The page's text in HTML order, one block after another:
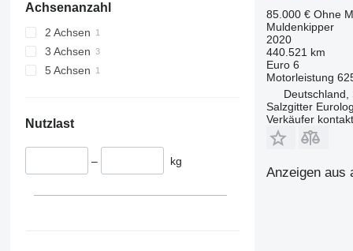
Achsenanzahl
2 Achsen
3 Achsen
5 Achsen
Nutzlast
– kg
85.000 € Ohne
Muldenkipper
2020
440.521 km
Euro 6
Motorleistung
Deutschland,
Salzgitter
Verkäufer
Anzeigen aus